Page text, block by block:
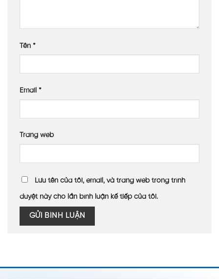
Tên *
Email *
Trang web
Lưu tên của tôi, email, và trang web trong trình
duyệt này cho lần bình luận kế tiếp của tôi.